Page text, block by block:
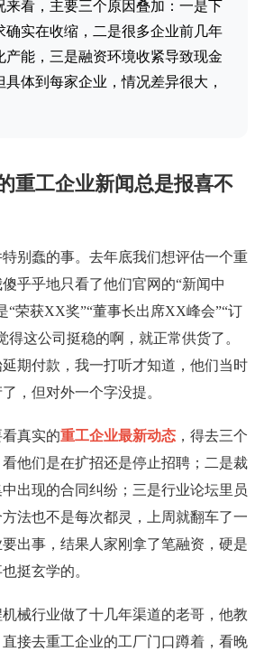
来看，主要三个原因叠加：一是下
确实在收缩，二是很多企业前几年
产能，三是融资环境收紧导致现金
体到每家企业，情况差异很大，
重工企业新闻总是报喜不
别蠢的事。去年底我们想评估一个重
乎乎地只看了他们官网的“新闻中
“荣获XX奖”“董事长出席XX峰会”“订
得这公司挺稳的啊，就正常供货了。
期付款，我一打听才知道，他们当时
，但对外一个字没提。
真实的重工企业最新动态 ，得去三个
他们是在扩招还是停止招聘；二是裁
出现的合同纠纷；三是行业论坛里员
法也不是每次都灵，上周就翻车了一
出事，结果人家刚拿了笔融资，硬是
挺玄学的。
械行业做了十几年渠道的老哥，他教
接去重工企业的工厂门口蹲着，看晚